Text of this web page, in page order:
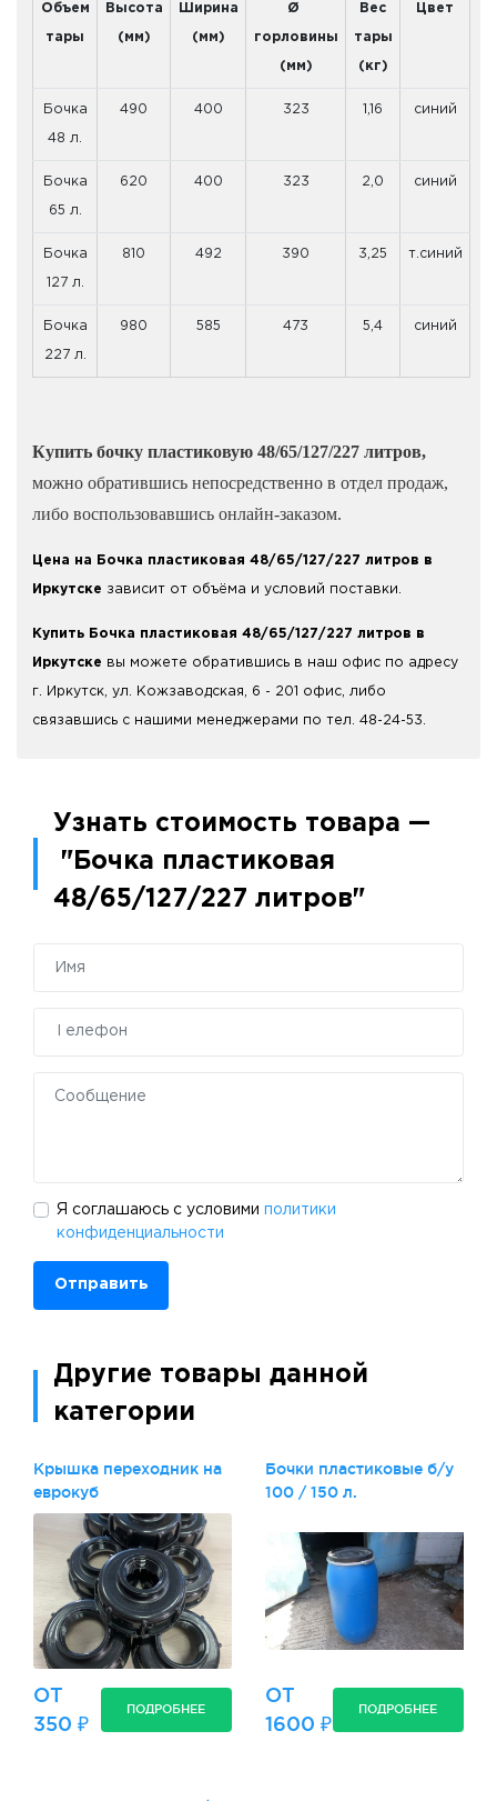
Объем
тары
Высота
(мм)
Ширина
(мм)
Ø
горловины
(мм)
Вес
тары
(кг)
Цвет
Бочка
48 л.
490 400 323 1,16 синий
Бочка
65 л.
620 400 323 2,0 синий
Бочка
127 л.
810 492 390 3,25 т.синий
Бочка
227 л.
980 585 473 5,4 синий
Купить бочку пластиковую 48/65/127/227 литров,
можно обратившись непосредственно в отдел продаж,
либо воспользовавшись онлайн-заказом.
Цена на Бочка пластиковая 48/65/127/227 литров в
Иркутске зависит от объёма и условий поставки.
Купить Бочка пластиковая 48/65/127/227 литров в
Иркутске вы можете обратившись в наш офис по адресу
г. Иркутск, ул. Кожзаводская, 6 - 201 офис, либо
связавшись с нашими менеджерами по тел. 48-24-53.
Узнать стоимость товара —
"Бочка пластиковая
48/65/127/227 литров"
Я соглашаюсь с условими политики
конфиденциальности
Отправить
Другие товары данной
категории
Крышка переходник на
еврокуб
ОТ
350 ₽
ПОДРОБНЕЕ
Бочки пластиковые б/у
100 / 150 л.
ОТ
1600 ₽
ПОДРОБНЕЕ